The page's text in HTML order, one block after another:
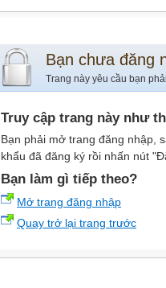
Bạn chưa đăng
Trang này yêu cầu bạn
Truy cập trang này như
Bạn phải mở trang đăng nhập,
khẩu đã đăng ký rồi nhấn nút
Bạn làm gì tiếp theo?
Mở trang đăng nhập
Quay trở lại trang trước